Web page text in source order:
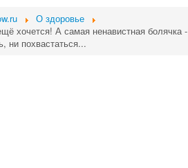
О здоровье
хочется! А самая ненавистная болячка -
ни похвастаться...